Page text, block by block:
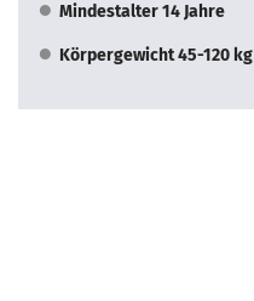
Mindestalter 14 Jahre
Körpergewicht 45-120 kg